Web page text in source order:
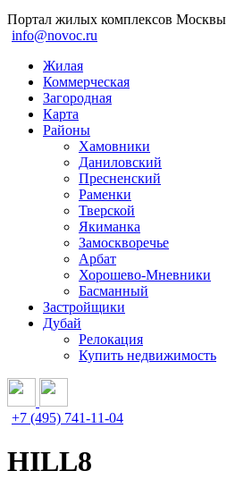
Портал жилых комплексов Москвы
info@novoc.ru
Жилая
Коммерческая
Загородная
Карта
Районы
Хамовники
Даниловский
Пресненский
Раменки
Тверской
Якиманка
Замоскворечье
Арбат
Хорошево-Мневники
Басманный
Застройщики
Дубай
Релокация
Купить недвижимость
+7 (495) 741-11-04
HILL8